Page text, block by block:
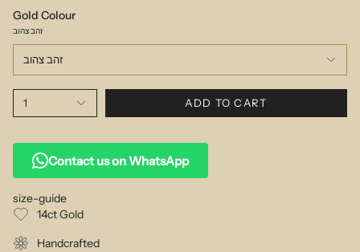
Gold Colour
זהב צהוב
זהב צהוב
1 ADD TO CART
Contact us on WhatsApp
size-guide
14ct Gold
Handcrafted